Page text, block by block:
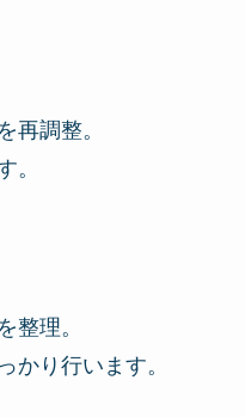
再調整。
。
整理。
かり行います。